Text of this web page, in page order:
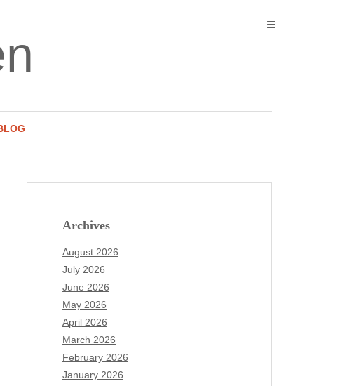
Archives
August 2026
July 2026
June 2026
May 2026
April 2026
March 2026
February 2026
January 2026